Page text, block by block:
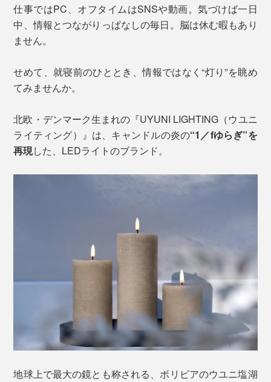
仕事ではPC、オフタイムはSNSや動画。気づけば一日
中、情報とつながりっぱなしの毎日。脳は休む暇もあり
ません。
せめて、就寝前のひととき、情報ではなく“灯り”を眺め
てみませんか。
北欧・デンマーク生まれの『UYUNI LIGHTING（ウユニ
ライティング）』は、キャンドルの炎の“1／fゆらぎ”を
再現した、LEDライトのブランド。
地球上で最大の鏡とも称される、ボリビアのウユニ塩湖